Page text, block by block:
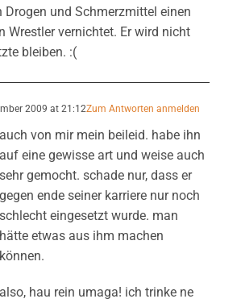
Drogen und Schmerzmittel einen
Wrestler vernichtet. Er wird nicht
bleiben. :(
2009 at 21:12Zum Antworten anmelden
auch von mir mein beileid. habe ihn
auf eine gewisse art und weise auch
sehr gemocht. schade nur, dass er
gegen ende seiner karriere nur noch
schlecht eingesetzt wurde. man
hätte etwas aus ihm machen
können.
also, hau rein umaga! ich trinke ne